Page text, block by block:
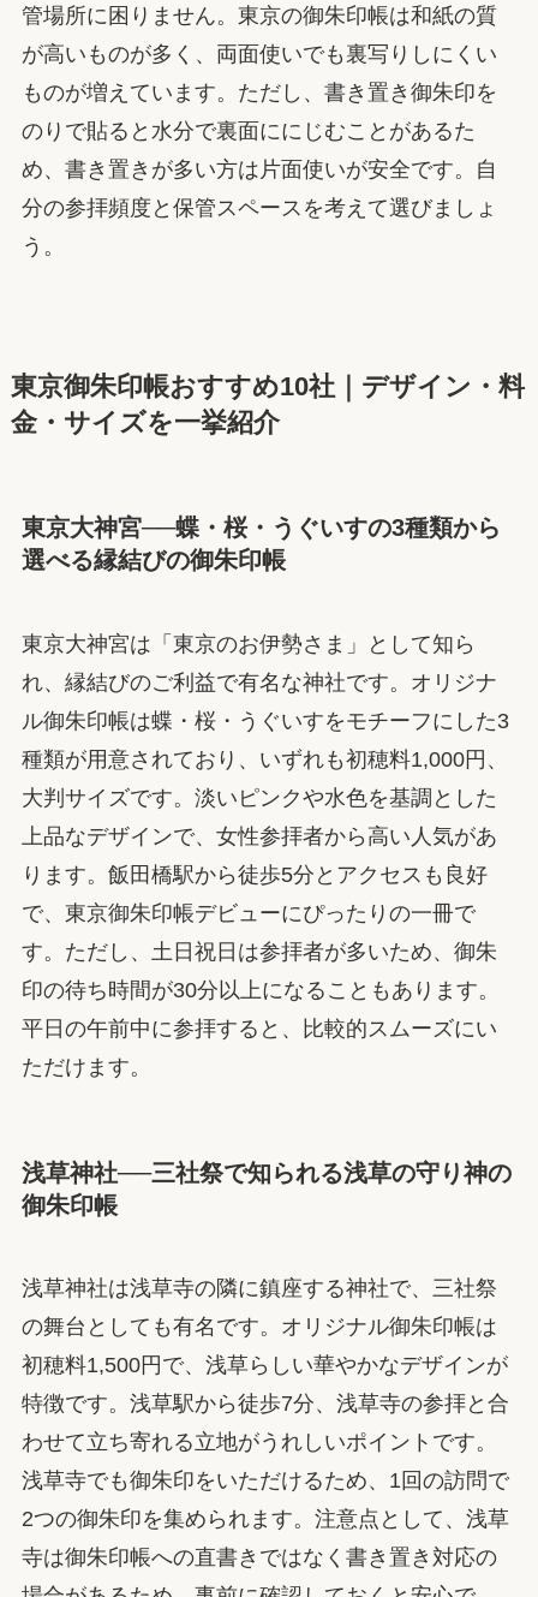
管場所に困りません。東京の御朱印帳は和紙の質
が高いものが多く、両面使いでも裏写りしにくい
ものが増えています。ただし、書き置き御朱印を
のりで貼ると水分で裏面ににじむことがあるた
め、書き置きが多い方は片面使いが安全です。自
分の参拝頻度と保管スペースを考えて選びましょ
う。
東京御朱印帳おすすめ10社｜デザイン・料
金・サイズを一挙紹介
東京大神宮──蝶・桜・うぐいすの3種類から
選べる縁結びの御朱印帳
東京大神宮は「東京のお伊勢さま」として知ら
れ、縁結びのご利益で有名な神社です。オリジナ
ル御朱印帳は蝶・桜・うぐいすをモチーフにした3
種類が用意されており、いずれも初穂料1,000円、
大判サイズです。淡いピンクや水色を基調とした
上品なデザインで、女性参拝者から高い人気があ
ります。飯田橋駅から徒歩5分とアクセスも良好
で、東京御朱印帳デビューにぴったりの一冊で
す。ただし、土日祝日は参拝者が多いため、御朱
印の待ち時間が30分以上になることもあります。
平日の午前中に参拝すると、比較的スムーズにい
ただけます。
浅草神社──三社祭で知られる浅草の守り神の
御朱印帳
浅草神社は浅草寺の隣に鎮座する神社で、三社祭
の舞台としても有名です。オリジナル御朱印帳は
初穂料1,500円で、浅草らしい華やかなデザインが
特徴です。浅草駅から徒歩7分、浅草寺の参拝と合
わせて立ち寄れる立地がうれしいポイントです。
浅草寺でも御朱印をいただけるため、1回の訪問で
2つの御朱印を集められます。注意点として、浅草
寺は御朱印帳への直書きではなく書き置き対応の